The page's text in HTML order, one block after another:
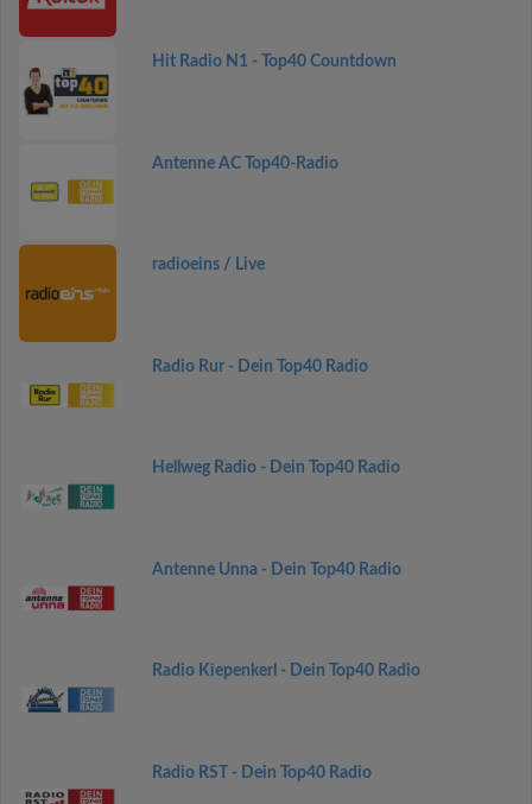
Hit Radio N1 - Top40 Countdown
Antenne AC Top40-Radio
radioeins / Live
Radio Rur - Dein Top40 Radio
Hellweg Radio - Dein Top40 Radio
Antenne Unna - Dein Top40 Radio
Radio Kiepenkerl - Dein Top40 Radio
Radio RST - Dein Top40 Radio